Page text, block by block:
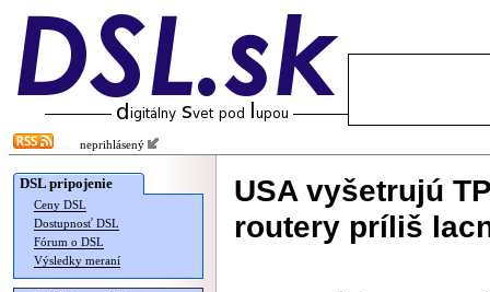
neprihlásený
DSL pripojenie
Ceny DSL
Dostupnosť DSL
Fórum o DSL
Výsledky meraní
USA vyšetrujú
routery príliš